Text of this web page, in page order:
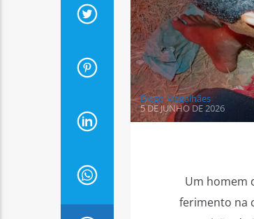
Diego Magalhães
5 DE JUNHO DE 2026
Um homem
ferimento na